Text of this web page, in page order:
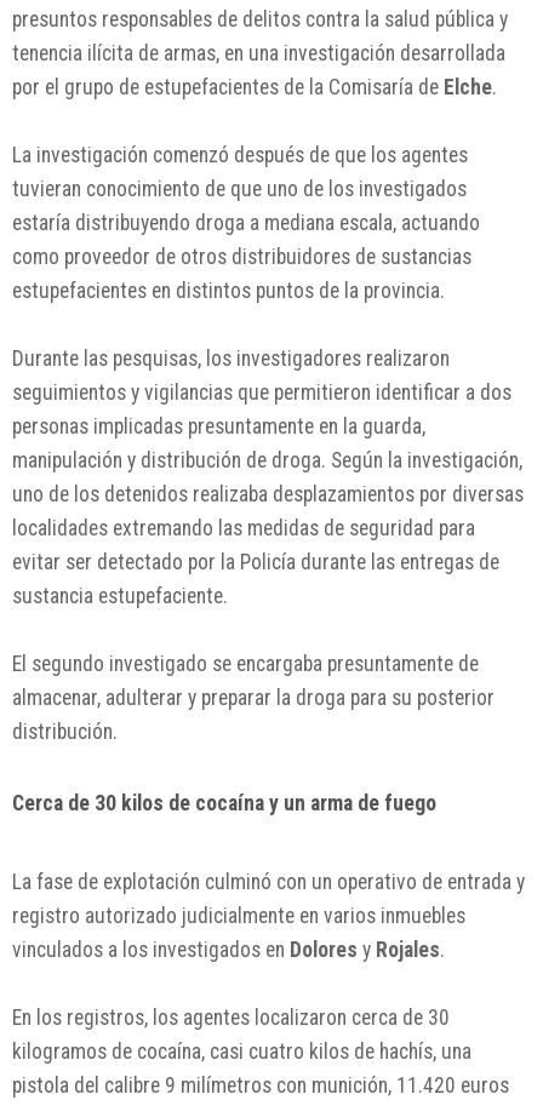
presuntos responsables de delitos contra la salud pública y
tenencia ilícita de armas, en una investigación desarrollada
por el grupo de estupefacientes de la Comisaría de Elche.
La investigación comenzó después de que los agentes
tuvieran conocimiento de que uno de los investigados
estaría distribuyendo droga a mediana escala, actuando
como proveedor de otros distribuidores de sustancias
estupefacientes en distintos puntos de la provincia.
Durante las pesquisas, los investigadores realizaron
seguimientos y vigilancias que permitieron identificar a dos
personas implicadas presuntamente en la guarda,
manipulación y distribución de droga. Según la investigación,
uno de los detenidos realizaba desplazamientos por diversas
localidades extremando las medidas de seguridad para
evitar ser detectado por la Policía durante las entregas de
sustancia estupefaciente.
El segundo investigado se encargaba presuntamente de
almacenar, adulterar y preparar la droga para su posterior
distribución.
Cerca de 30 kilos de cocaína y un arma de fuego
La fase de explotación culminó con un operativo de entrada y
registro autorizado judicialmente en varios inmuebles
vinculados a los investigados en Dolores y Rojales.
En los registros, los agentes localizaron cerca de 30
kilogramos de cocaína, casi cuatro kilos de hachís, una
pistola del calibre 9 milímetros con munición, 11.420 euros